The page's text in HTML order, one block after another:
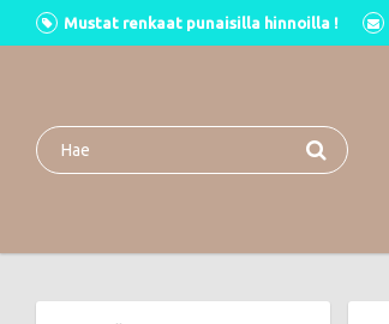
Mustat renkaat punaisilla hinnoilla !